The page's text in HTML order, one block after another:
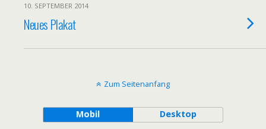
10. SEPTEMBER 2014
Neues Plakat
Zum Seitenanfang
Mobil Desktop